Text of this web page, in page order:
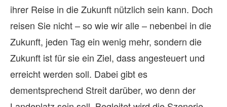
ihrer Reise in die Zukunft nützlich sein kann. Doch
reisen Sie nicht – so wie wir alle – nebenbei in die
Zukunft, jeden Tag ein wenig mehr, sondern die
Zukunft ist für sie ein Ziel, dass angesteuert und
erreicht werden soll. Dabei gibt es
dementsprechend Streit darüber, wo denn der